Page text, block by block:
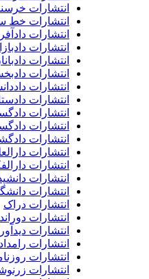
انتشارات
انتشارات خط
انتشارات
انتشارات
انتشارات
انتشارات
انتشارات
انتشارات
انتشارات
انتشارات
انتشارات
انتشارات
انتشارات
انتشارات
انتشارات
انتشارات دراک
انتشارات
انتشارات دیدآور
انتشارات رامداد
انتشارات
انتشارات